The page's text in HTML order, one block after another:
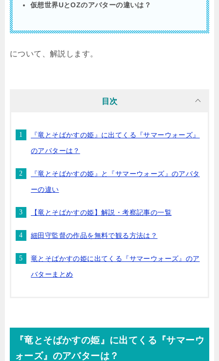
仮想世界UとOZのアバターの違いは？
について、解説します。
目次
『竜とそばかすの姫』に出てくる『サマーウォーズ』
のアバターは？
『竜とそばかすの姫』と『サマーウォーズ』のアバタ
ーの違い
【竜とそばかすの姫】解説・考察記事の一覧
細田守監督の作品を無料で観る方法は？
竜とそばかすの姫に出てくる『サマーウォーズ』のア
バターまとめ
『竜とそばかすの姫』に出てくる『サマーウ
ォーズ』のアバターは？